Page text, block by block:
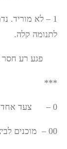
1 – לא מוריד.
לתנומה קלה.
פגע רע חסר
***
0 – צעד אחד מהנקודה. ההולך המקרי במנוחה.
00 – מוכנים לביצוע.